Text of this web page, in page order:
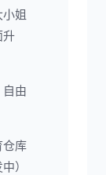
姐
升
由
仓库
）